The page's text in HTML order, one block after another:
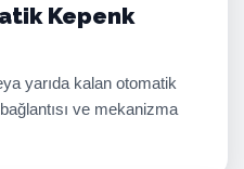
Kepenk
yarıda kalan otomatik
ve mekanizma